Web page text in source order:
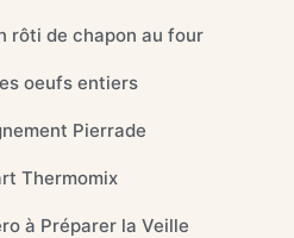
rôti de chapon au four
oeufs entiers
Pierrade
Thermomix
à Préparer la Veille